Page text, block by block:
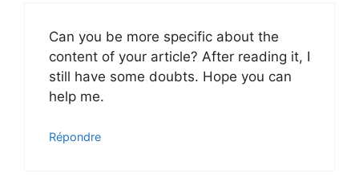
Can you be more specific about the
content of your article? After reading it, I
still have some doubts. Hope you can
help me.
Répondre